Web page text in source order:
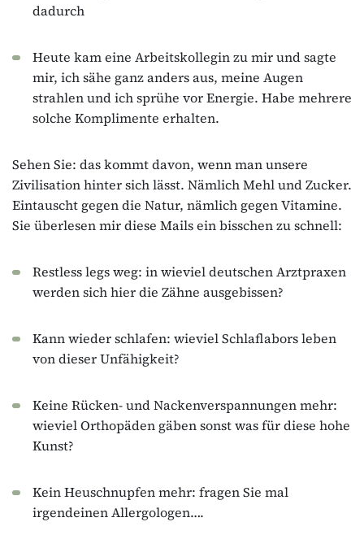
dadurch
Heute kam eine Arbeitskollegin zu mir und sagte
mir, ich sähe ganz anders aus, meine Augen
strahlen und ich sprühe vor Energie. Habe mehrere
solche Komplimente erhalten.
Sehen Sie: das kommt davon, wenn man unsere
Zivilisation hinter sich lässt. Nämlich Mehl und Zucker.
Eintauscht gegen die Natur, nämlich gegen Vitamine.
Sie überlesen mir diese Mails ein bisschen zu schnell:
Restless legs weg: in wieviel deutschen Arztpraxen
werden sich hier die Zähne ausgebissen?
Kann wieder schlafen: wieviel Schlaflabors leben
von dieser Unfähigkeit?
Keine Rücken- und Nackenverspannungen mehr:
wieviel Orthopäden gäben sonst was für diese hohe
Kunst?
Kein Heuschnupfen mehr: fragen Sie mal
irgendeinen Allergologen….